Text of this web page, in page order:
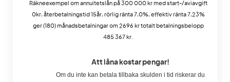
Räkneexempel om annuitetslån på 300 000 kr med start-/aviavgift
0kr, återbetalningstid 15år, rörlig ränta 7,0%, effektiv ränta 7,23%
ger (180) månadsbetalningar om 2696 kr totalt betalningsbelopp
485 367 kr.
Att låna kostar pengar!
Om du inte kan betala tillbaka skulden i tid riskerar du